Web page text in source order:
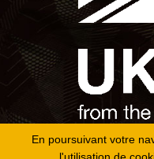
En poursuivant votre